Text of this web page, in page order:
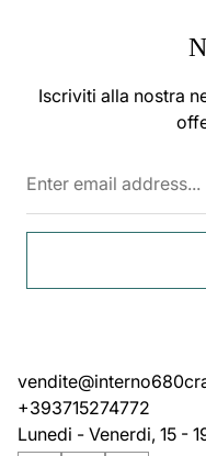
Iscriviti alla nostra
+393715274772
Lunedi - Venerdi, 15 -